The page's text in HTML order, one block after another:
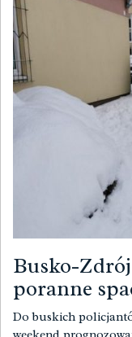
Busko-
poranne
Do buskich